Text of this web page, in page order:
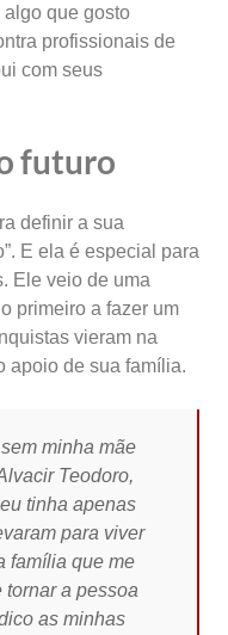
algo que gosto
profissionais de
com seus
futuro
definir a sua
E ela é especial para
Ele veio de uma
primeiro a fazer um
vieram na
apoio de sua família.
minha mãe
Teodoro,
tinha apenas
para viver
família que me
a pessoa
as minhas